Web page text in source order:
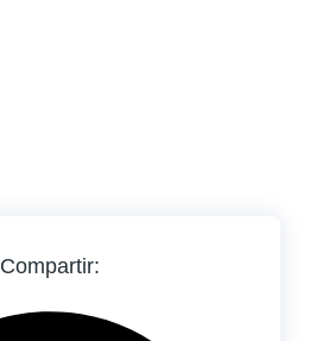
Compartir: